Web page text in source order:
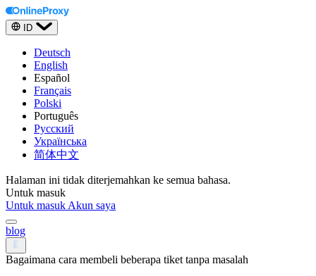
ID
Deutsch
English
Español
Français
Polski
Português
Русский
Українська
简体中文
Halaman ini tidak diterjemahkan ke semua bahasa.
Untuk masuk
Untuk masuk Akun saya
blog
Bagaimana cara membeli beberapa tiket tanpa masalah